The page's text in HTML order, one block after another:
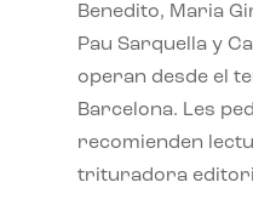
Benedito, Maria
Pau Sarquella y
operan desde el
Barcelona. Les
recomienden
trituradora